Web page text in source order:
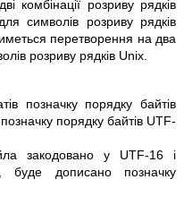
комбінації розриву рядків
символів розриву рядків
перетворення на два
розриву рядків Unix.
позначку порядку байтів
порядку байтів UTF-
закодовано у UTF-16 і
буде дописано позначку